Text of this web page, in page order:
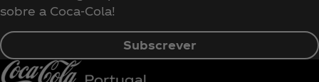
sobre a Coca‑Cola!
Subscrever